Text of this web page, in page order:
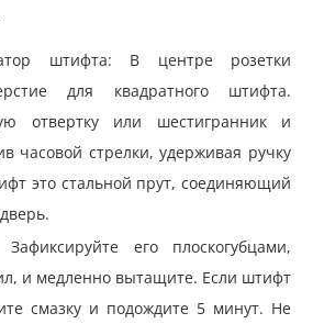
штифта: В центре розетки
для квадратного штифта.
отвертку или шестигранник и
часовой стрелки, удерживая ручку
это стальной прут, соединяющий
его плоскогубцами,
и медленно вытащите. Если штифт
смазку и подождите 5 минут. Не